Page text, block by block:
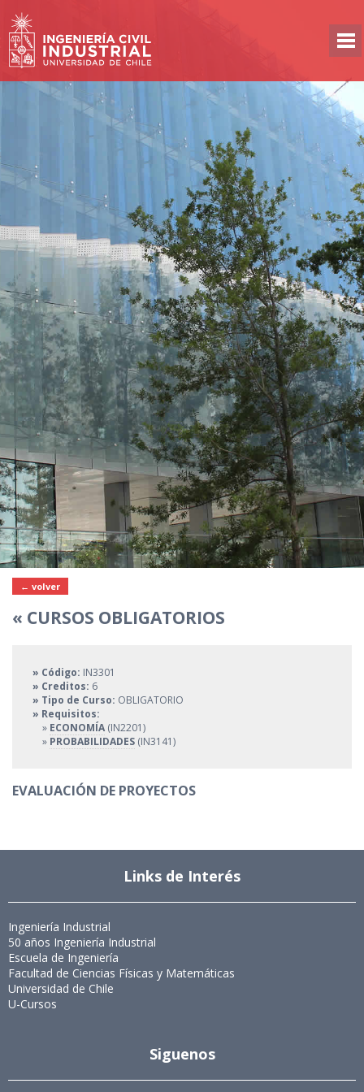
← volver
« CURSOS OBLIGATORIOS
» Código: IN3301
» Creditos: 6
» Tipo de Curso: OBLIGATORIO
» Requisitos:
» ECONOMÍA (IN2201)
» PROBABILIDADES (IN3141)
EVALUACIÓN DE PROYECTOS
Links de Interés
Ingeniería Industrial
50 años Ingeniería Industrial
Escuela de Ingeniería
Facultad de Ciencias Físicas y Matemáticas
Universidad de Chile
U-Cursos
Siguenos